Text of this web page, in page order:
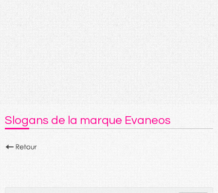
Slogans de la marque Evaneos